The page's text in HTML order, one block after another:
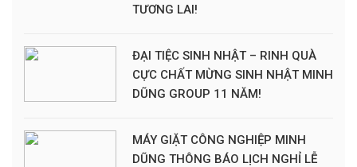
TƯƠNG LAI!
ĐẠI TIỆC SINH NHẬT – RINH QUÀ
CỰC CHẤT MỪNG SINH NHẬT MINH
DŨNG GROUP 11 NĂM!
MÁY GIẶT CÔNG NGHIỆP MINH
DŨNG THÔNG BÁO LỊCH NGHỈ LỄ